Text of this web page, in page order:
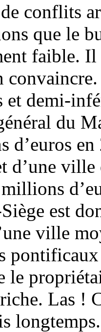
conflits
que le
faible.
et demi-
du
d’euros
d’une
est
ville
le
Las !